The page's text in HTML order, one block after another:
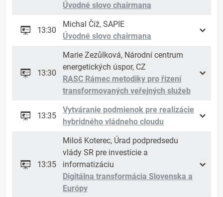
Úvodné slovo chairmana
13:30
Michal Číž, SAPIE
Úvodné slovo chairmana
13:30
Marie Zezůlková, Národní centrum
energetických úspor, CZ
RASC Rámec metodiky pro řízení
transformovaných veřejných služeb
13:35
Vytváranie podmienok pre realizácie
hybridného vládneho cloudu
13:35
Miloš Koterec, Úrad podpredsedu
vlády SR pre investície a
informatizáciu
Digitálna transformácia Slovenska a
Európy